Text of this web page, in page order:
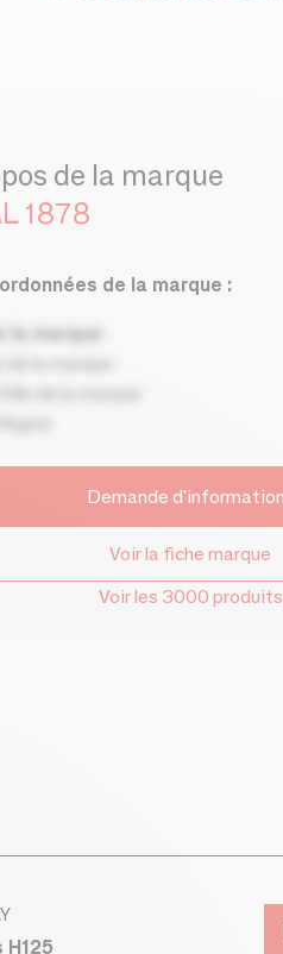
de la marque
1878
de la marque :
la marque
de la marque
Demande
Voir la fiche marque
Voir les 3000 produits